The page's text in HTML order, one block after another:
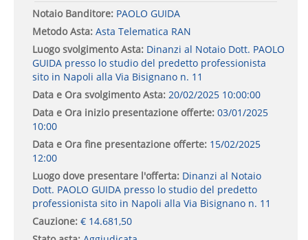
Notaio Banditore: PAOLO GUIDA
Metodo Asta:Asta Telematica RAN
Luogo svolgimento Asta: Dinanzi al Notaio Dott. PAOLO
GUIDA presso lo studio del predetto professionista
sito in Napoli alla Via Bisignano n. 11
Data e Ora svolgimento Asta:20/02/2025 10:00:00
Data e Ora inizio presentazione offerte:03/01/2025
10:00
Data e Ora fine presentazione offerte: 15/02/2025
12:00
Luogo dove presentare l'offerta: Dinanzi al Notaio
Dott. PAOLO GUIDA presso lo studio del predetto
professionista sito in Napoli alla Via Bisignano n. 11
Cauzione:€ 14.681,50